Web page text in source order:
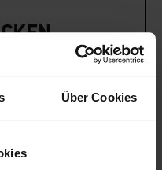
Über Cookies